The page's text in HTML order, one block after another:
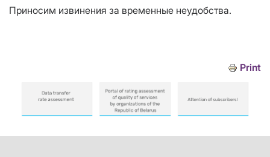
Приносим извинения за временные неудобства.
Print